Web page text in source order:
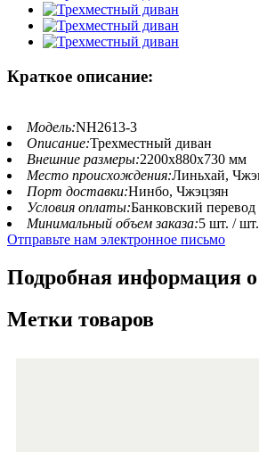
Краткое описание:
Модель:NH2613-3
Описание:Трехместный диван
Внешние размеры:2200x880x730 мм
Место происхождения:Линьхай,
Порт доставки:Нинбо, Чжэцзян
Условия оплаты:Банковский
Минимальный объем заказа:5 шт. / шт.
Отправьте нам электронное письмо
Подробная информация о
Метки товаров